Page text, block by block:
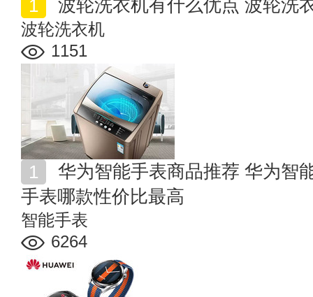
波轮洗衣机有什么优点 波轮洗
波轮洗衣机
1151
手表哪款性价比最高
智能手表
6264